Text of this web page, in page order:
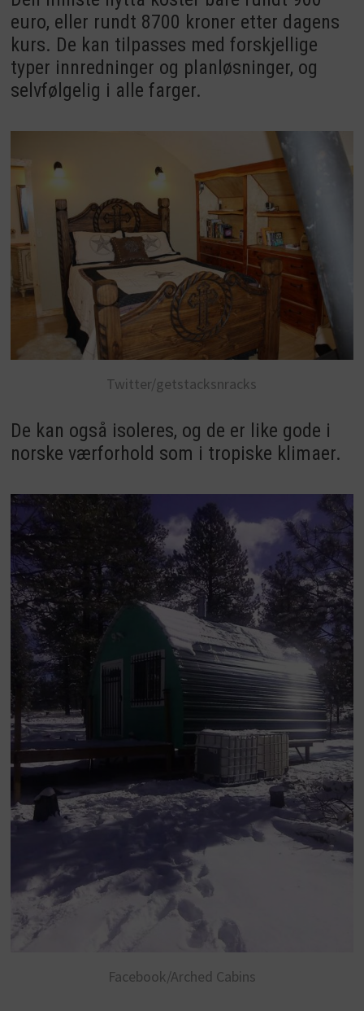
euro, eller rundt 8700 kroner etter dagens
kurs. De kan tilpasses med forskjellige
typer innredninger og planløsninger, og
selvfølgelig i alle farger.
Twitter/getstacksnracks
De kan også isoleres, og de er like gode i
norske værforhold som i tropiske klimaer.
Facebook/Arched Cabins